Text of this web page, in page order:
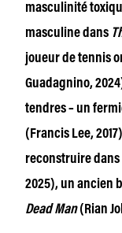
masculinité
masculine dans
joueur de tennis
Guadagnino,
tendres – un
(Francis Lee,
reconstruire dans
2025), un ancien
Dead Man(Rian